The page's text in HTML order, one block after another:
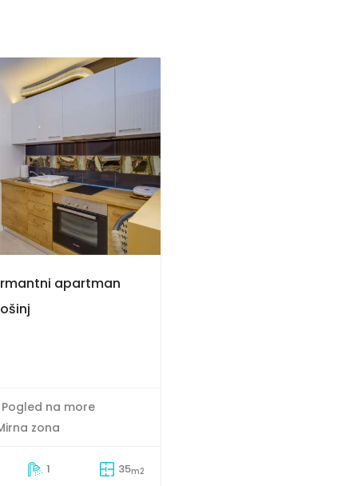
apartman
Pogled na more
zona
1 35m2